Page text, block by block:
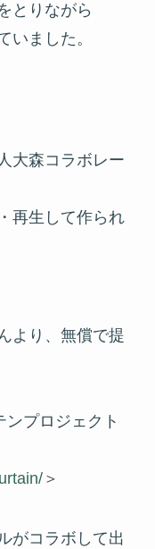
とりながら
いました。
大森コラボレー
再生して作られ
より、無償で提
プロジェクト
＞
がコラボして出